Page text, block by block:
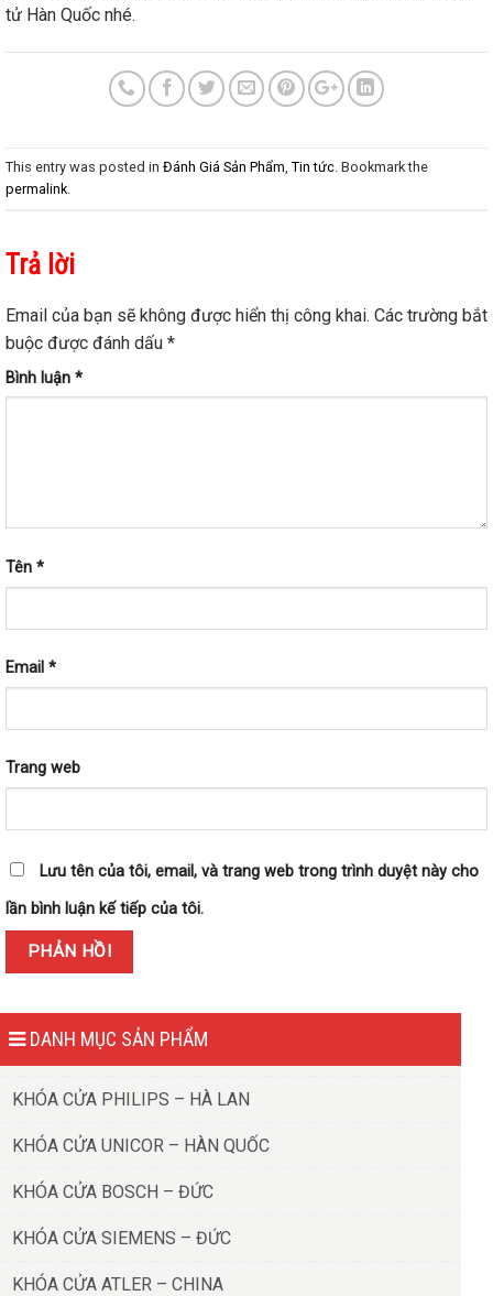
DANH MỤC SẢN PHẨM
KHÓA CỬA PHILIPS – HÀ LAN
KHÓA CỬA UNICOR – HÀN QUỐC
KHÓA CỬA BOSCH – ĐỨC
KHÓA CỬA SIEMENS – ĐỨC
KHÓA CỬA ATLER – CHINA
tử Hàn Quốc nhé.
This entry was posted in Đánh Giá Sản Phẩm Tin tức . Bookmark the
permalink
Trả lời
Email của bạn sẽ không được hiển thị công khai. Các trường bắt
buộc được đánh dấu *
Bình luận *
Tên *
Email *
Trang web
Lưu tên của tôi, email, và trang web trong trình duyệt này cho
lần bình luận kế tiếp của tôi.